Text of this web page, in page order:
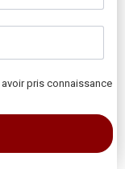
pris connaissance